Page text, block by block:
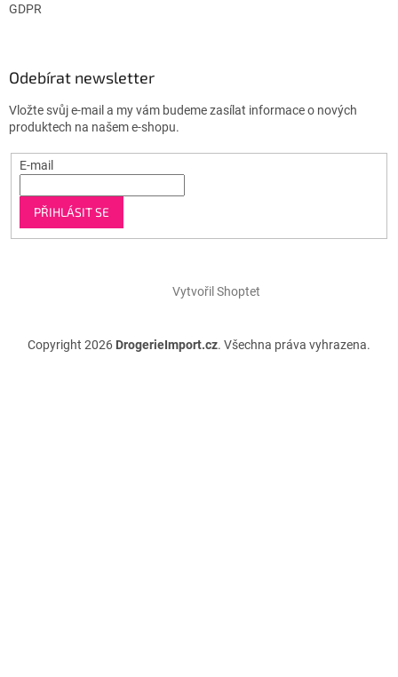
GDPR
Odebírat newsletter
Vložte svůj e-mail a my vám budeme zasílat informace o nových
produktech na našem e-shopu.
E-mail
PŘIHLÁSIT SE
Vytvořil Shoptet
Copyright 2026 DrogerieImport.cz. Všechna práva vyhrazena.